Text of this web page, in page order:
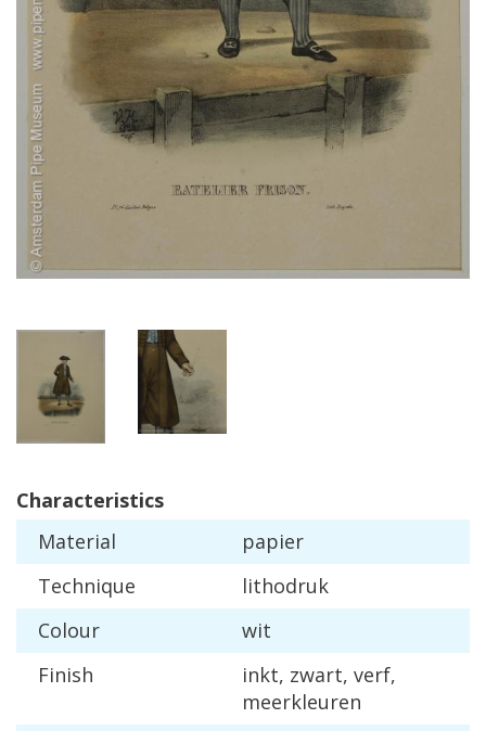
Characteristics
Material
papier
Technique
lithodruk
Colour
wit
Finish
inkt, zwart, verf,
meerkleuren